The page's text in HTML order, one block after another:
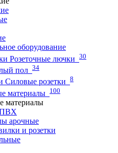
оборудование
Розеточные лючки 30
пол 34
Силовые розетки 8
материалы 100
материалы
ПВХ
арочные
и розетки